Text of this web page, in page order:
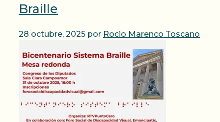
Braille
28 octubre, 2025 por Rocio Marenco Toscano